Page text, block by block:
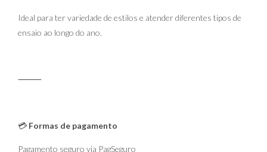
Ideal para ter variedade de estilos e atender diferentes tipos de
ensaio ao longo do ano.
⸻
💳 Formas de pagamento
Pagamento seguro via PagSeguro